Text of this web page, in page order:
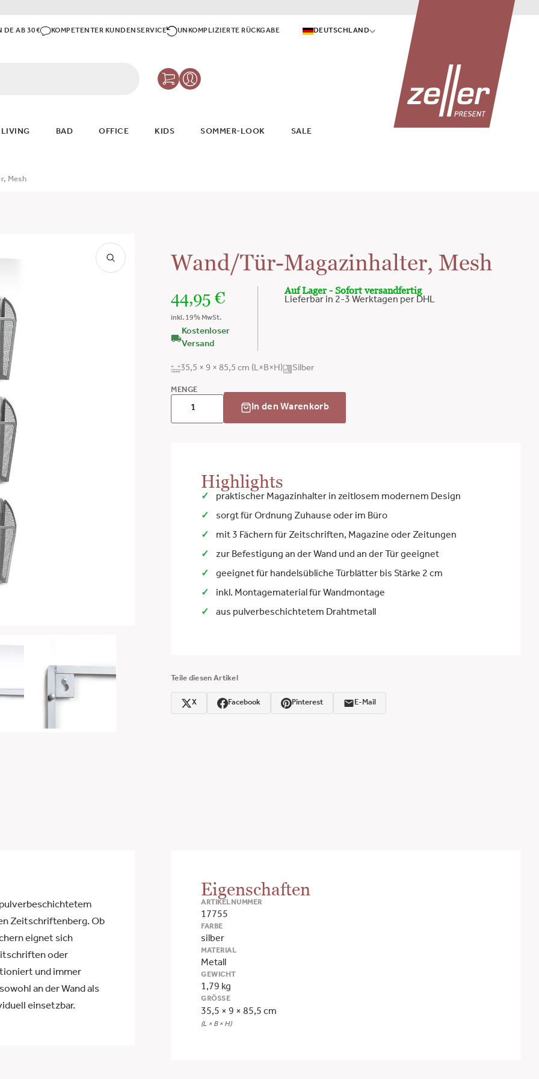
DE AB 30€ KOMPETENTER KUNDENSERVICE UNKOMPLIZIERTE RÜCKGABE DEUTSCHLAND
BAD OFFICE KIDS SOMMER-LOOK SALE
Mesh
Wand/Tür-Magazinhalter, Mesh
44,95 €
inkl. 19% MwSt.
Kostenloser
Versand
Auf Lager - Sofort versandfertig
Lieferbar in 2-3 Werktagen per DHL
35,5 × 9 × 85,5 cm (L×B×H) Silber
MENGE
In den Warenkorb
Highlights
praktischer Magazinhalter in zeitlosem modernem Design
sorgt für Ordnung Zuhause oder im Büro
mit 3 Fächern für Zeitschriften, Magazine oder Zeitungen
zur Befestigung an der Wand und an der Tür geeignet
geeignet für handelsübliche Türblätter bis Stärke 2 cm
inkl. Montagematerial für Wandmontage
aus pulverbeschichtetem Drahtmetall
Teile diesen Artikel
X Facebook Pinterest E-Mail
Zeitschriftenberg. Ob
eignet sich
oder
und immer
an der Wand als
einsetzbar.
Eigenschaften
ARTIKELNUMMER
17755
FARBE
silber
MATERIAL
Metall
GEWICHT
1,79 kg
GRÖSSE
35,5 × 9 × 85,5 cm
(L × B × H)